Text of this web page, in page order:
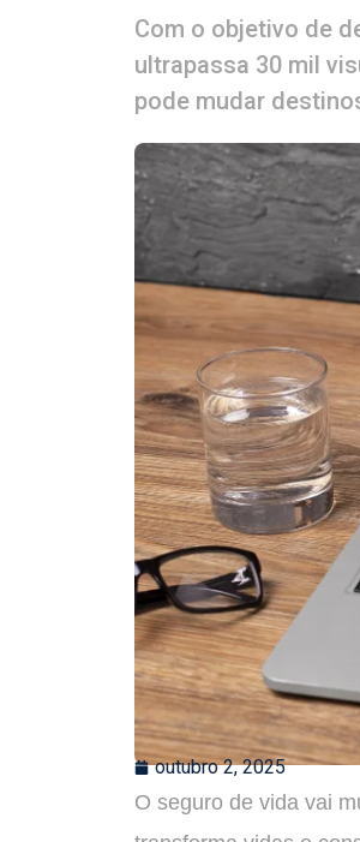
Com o objetivo de
ultrapassa 30 mil
pode mudar
outubro 2, 2025
O seguro de vida vai